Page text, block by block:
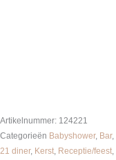
Artikelnummer: 124221
Categorieën Babyshower, Bar,
21 diner, Kerst, Receptie/feest,